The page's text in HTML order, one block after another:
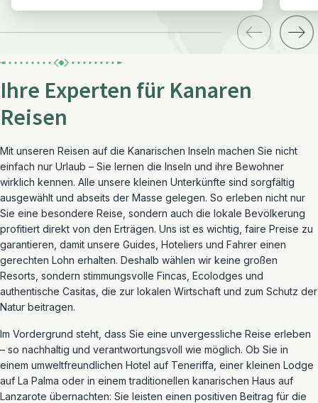
Ihre Experten für Kanaren
Reisen
Mit unseren Reisen auf die Kanarischen Inseln machen Sie nicht
einfach nur Urlaub – Sie lernen die Inseln und ihre Bewohner
wirklich kennen. Alle unsere kleinen Unterkünfte sind sorgfältig
ausgewählt und abseits der Masse gelegen. So erleben nicht nur
Sie eine besondere Reise, sondern auch die lokale Bevölkerung
profitiert direkt von den Erträgen. Uns ist es wichtig, faire Preise zu
garantieren, damit unsere Guides, Hoteliers und Fahrer einen
gerechten Lohn erhalten. Deshalb wählen wir keine großen
Resorts, sondern stimmungsvolle Fincas, Ecolodges und
authentische Casitas, die zur lokalen Wirtschaft und zum Schutz der
Natur beitragen.
Im Vordergrund steht, dass Sie eine unvergessliche Reise erleben
– so nachhaltig und verantwortungsvoll wie möglich. Ob Sie in
einem umweltfreundlichen Hotel auf Teneriffa, einer kleinen Lodge
auf La Palma oder in einem traditionellen kanarischen Haus auf
Lanzarote übernachten: Sie leisten einen positiven Beitrag für die